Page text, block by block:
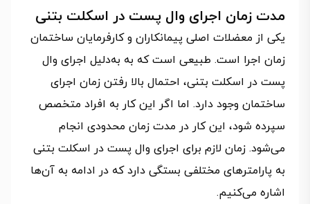
مدت زمان اجرای وال پست در اسکلت بتنی
یکی از معضلات اصلی پیمانکاران و کارفرمایان ساختمان
زمان اجرا است. طبیعی است که به به‌دلیل اجرای وال
پست در اسکلت بتنی، احتمال بالا رفتن زمان اجرای
ساختمان وجود دارد. اما اگر این کار به افراد متخصص
سپرده شود، این کار در مدت زمان محدودی انجام
می‌شود. زمان لازم برای اجرای وال پست در اسکلت بتنی
به پارامترهای مختلفی بستگی دارد که در ادامه به آن‌ها
اشاره می‌کنیم.